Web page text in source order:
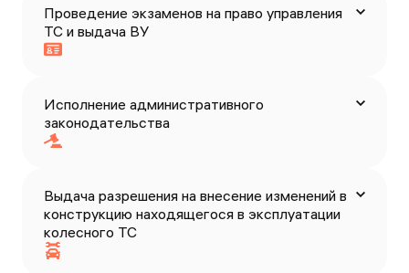
Проведение экзаменов на право управления
ТС и выдача ВУ
Исполнение административного
законодательства
Выдача разрешения на внесение изменений в
конструкцию находящегося в эксплуатации
колесного ТС